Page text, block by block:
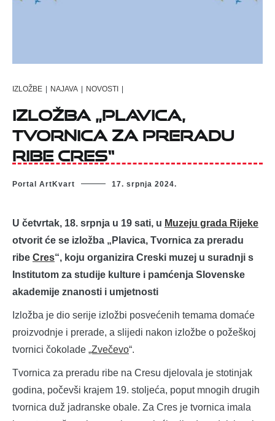
IZLOŽBE | NAJAVA | NOVOSTI |
Izložba „Plavica,
Tvornica za preradu
ribe Cres“
Portal ArtKvart 17. srpnja 2024.
U četvrtak, 18. srpnja u 19 sati, u Muzeju grada Rijeke
otvorit će se izložba „Plavica, Tvornica za preradu
ribe Cres“, koju organizira Creski muzej u suradnji s
Institutom za studije kulture i pamćenja Slovenske
akademije znanosti i umjetnosti
Izložba je dio serije izložbi posvećenih temama domaće
proizvodnje i prerade, a slijedi nakon izložbe o požeškoj
tvornici čokolade „Zvečevo“.
Tvornica za preradu ribe na Cresu djelovala je stotinjak
godina, počevši krajem 19. stoljeća, poput mnogih drugih
tvornica duž jadranske obale. Za Cres je tvornica imala